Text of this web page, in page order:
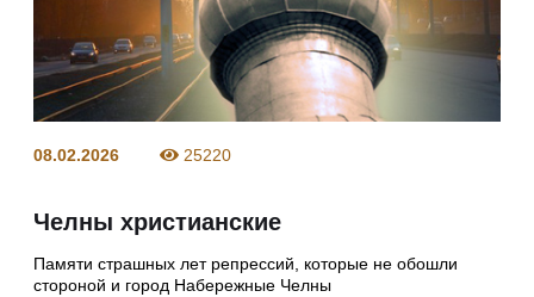
08.02.2026 25220
Челны христианские
Памяти страшных лет репрессий, которые не обошли
стороной и город Набережные Челны